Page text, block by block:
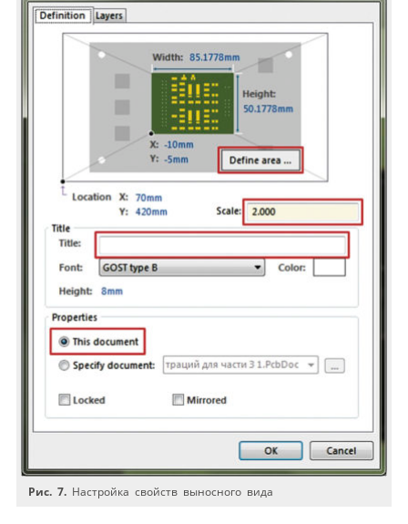
Рис. 7. Настройка свойств выносного вида